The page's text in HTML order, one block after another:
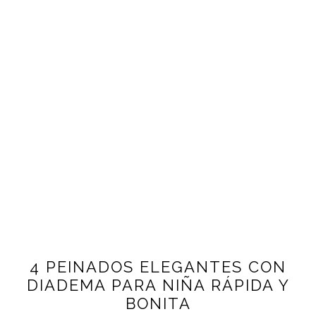
4 PEINADOS ELEGANTES CON
DIADEMA PARA NIÑA RÁPIDA Y
BONITA